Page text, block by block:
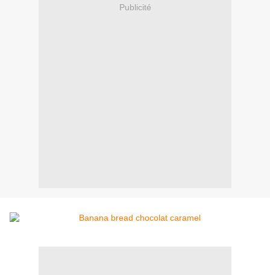
Publicité